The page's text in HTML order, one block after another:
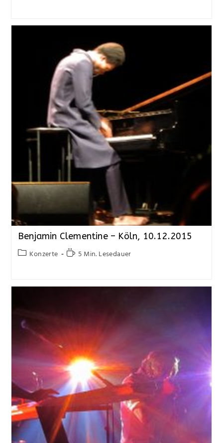
Benjamin Clementine – Köln, 10.12.2015
Konzerte 5 Min. Lesedauer